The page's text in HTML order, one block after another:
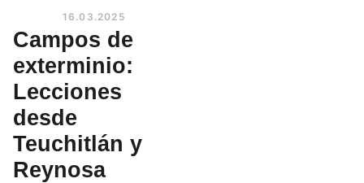
16.03.2025
Campos de
exterminio:
Lecciones
desde
Teuchitlán y
Reynosa